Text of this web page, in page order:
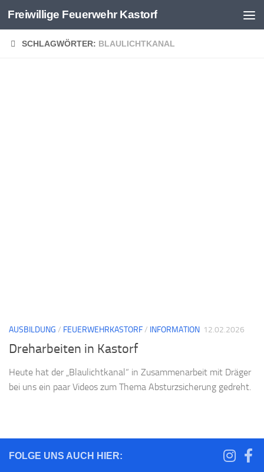
Zum Inhalt springen
Freiwillige Feuerwehr Kastorf
SCHLAGWÖRTER: BLAULICHTKANAL
AUSBILDUNG / FEUERWEHRKASTORF/ INFORMATION 12.02.2026
Dreharbeiten in Kastorf
Heute hat der „Blaulichtkanal“ in Zusammenarbeit mit Dräger
bei uns ein paar Videos zum Thema Absturzsicherung gedreht.
FOLGE UNS AUCH HIER: